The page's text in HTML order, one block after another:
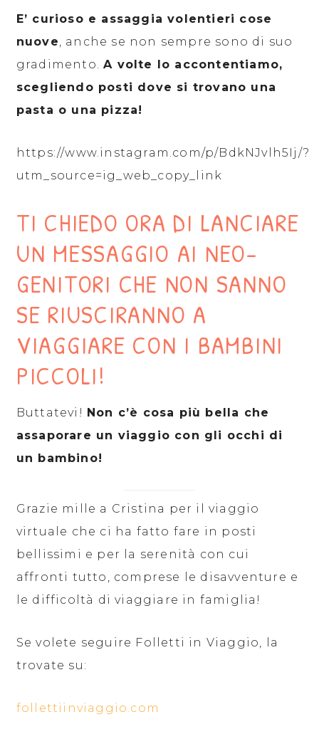
E’ curioso e assaggia volentieri cose
nuove, anche se non sempre sono di suo
gradimento.A volte lo accontentiamo,
scegliendo posti dove si trovano una
pasta o una pizza!
https://www.instagram.com/p/BdkNJvlh5Ij/?
utm_source=ig_web_copy_link
TI CHIEDO ORA DI LANCIARE
UN MESSAGGIO AI NEO-
GENITORI CHE NON SANNO
SE RIUSCIRANNO A
VIAGGIARE CON I BAMBINI
PICCOLI!
Buttatevi! Non c’è cosa più bella che
assaporare un viaggio con gli occhi di
un bambino!
Grazie mille a Cristina per il viaggio
virtuale che ci ha fatto fare in posti
bellissimi e per la serenità con cui
affronti tutto, comprese le disavventure e
le difficoltà di viaggiare in famiglia!
Se volete seguire Folletti in Viaggio, la
trovate su:
follettiinviaggio.com